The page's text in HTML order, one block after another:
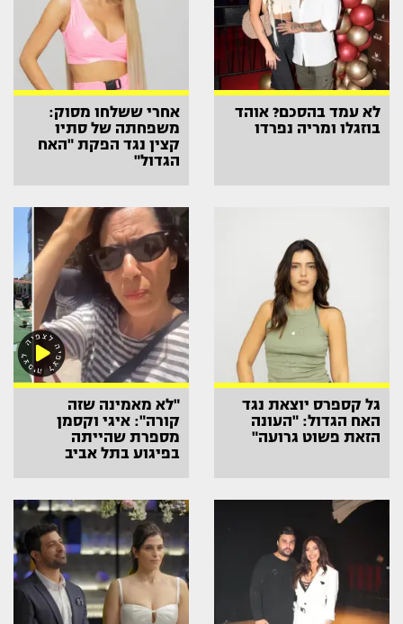
לא עמד בהסכם? אוהד
בוזגלו ומריה נפרדו
אחרי ששלחו מסוק:
משפחתה של סתיו
קצין נגד הפקת "האח
הגדול"
גל קספרס יוצאת נגד
האח הגדול: "העונה
הזאת פשוט גרועה"
"לא מאמינה שזה
קורה": איגי וקסמן
מספרת שהייתה
בפיגוע בתל אביב